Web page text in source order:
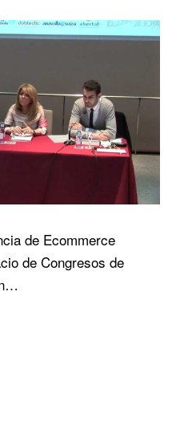
de Ecommerce
de Congresos de